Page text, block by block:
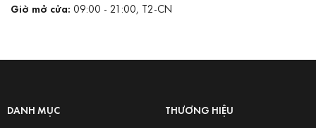
Giờ mở cửa: 09:00 - 21:00, T2-CN
DANH MỤC THƯƠNG HIỆU